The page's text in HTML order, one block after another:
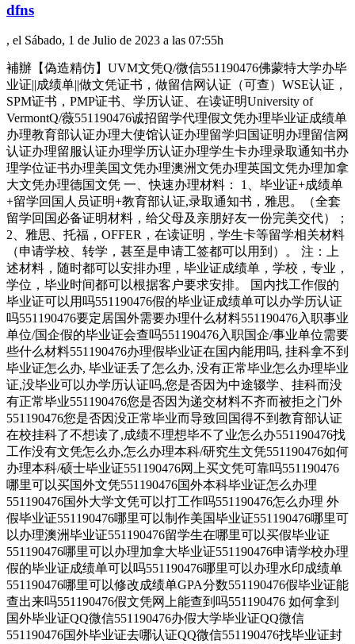
dfns
, el Sábado, 1 de Julio de 2023 a las 07:55h
補辦【偽造精仿】UVM文凭Q/微信551190476佛蒙特大学办毕
业证||成绩单||做文凭证书，做留信网认证（可查）WSE认证，
SPM证书，PMP证书、学历认证、在读证明University of
VermontQ/薇551190476诚招留学代理假文凭办理毕业证成绩单
办理教育部认证办理大使馆认证办理留学归国证明办理留信网
认证办理留服认证办理学历认证办理学生卡办理录取通知书办
理学位证书办理美国文凭办理澳洲文凭办理英国文凭办理加拿
大文凭办理德国文凭 一、快速办理材料： 1、毕业证+成绩单
+留学回国人员证明+教育部认证,录取通知书，雅思。（全套
留学回国必备证明材料，给父母及亲朋好友一份完美交代）；
2、雅思、托福，OFFER，在读证明，学生卡等留学相关材料
（申请学校、转学，甚至是申请工签都可以用到）。 注：上
述材料，随时都可以安排办理，毕业证成绩单，学校，专业，
学位，毕业时间都可以根据客户要求安排。 国内找工作假的
毕业证可以用吗551190476假的毕业证成绩单可以办学历认证
吗551190476要定居国外需要办理什么材料551190476入职事业
单位/国企假的毕业证会查吗551190476入职国企/事业单位需要
些什么材料551190476办理假毕业证在国内能用吗, 挂科拿不到
毕业证怎么办, 毕业证丢了怎么办, 没有正常毕业怎么办理毕业
证,没毕业可以办学历认证吗,您是否因为中途辍学、挂科而没
有正常毕业551190476您是否因为递交材料不齐而被拒之门外
551190476您是否因没正常毕业而导致回国得不到教育部认证
在校挂科了不想读了,成绩不理想毕不了业怎么办551190476找
工作没有文凭怎么办,怎么办理本科/研究生文凭551190476如何
办理本科/硕士毕业证551190476网上买文凭可靠吗551190476
哪里可以买国外文凭551190476国外本科毕业证怎么办理
551190476国外大学文凭可以打工作吗551190476怎么办理 外
假毕业证551190476哪里可以制作美国毕业证551190476哪里可
以办理澳洲毕业证551190476留学生在哪里可以买假毕业证
551190476哪里可以办理加拿大毕业证551190476申请学校办理
假的毕业证成绩单可以吗551190476哪里可以办理水印成绩单
551190476哪里可以修改成绩单GPA分数551190476假毕业证能
查出来吗551190476假文凭网上能查到吗551190476 如何拿到
国外毕业证QQ微信551190476办假大学毕业证QQ微信
551190476国外毕业证去哪认证QQ微信551190476找毕业证封